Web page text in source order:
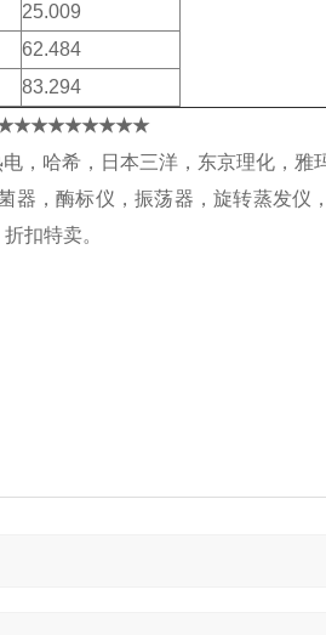
25.009
62.484
83.294
，哈希，日本三洋，东京理化，雅
器，酶标仪，振荡器，旋转蒸发仪
扣特卖。